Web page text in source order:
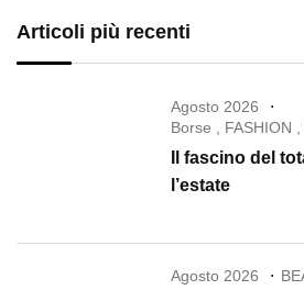
Articoli più recenti
Agosto 2026
Borse
FASHION
Il fascino del
l’estate
Agosto 2026